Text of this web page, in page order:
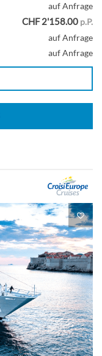
auf Anfrage
CHF 2'158.00 p.P.
auf Anfrage
auf Anfrage